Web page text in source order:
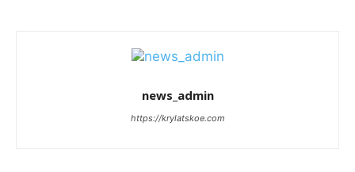
news_admin
https://krylatskoe.com